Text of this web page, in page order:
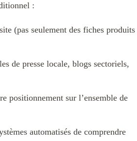
:
(pas seulement des fiches produits
de presse locale, blogs sectoriels,
positionnement sur l’ensemble de
automatisés de comprendre